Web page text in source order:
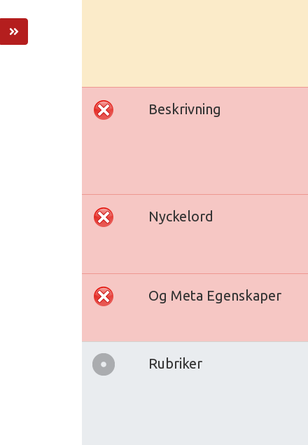
Beskrivning
Nyckelord
Og Meta Egenskaper
Rubriker